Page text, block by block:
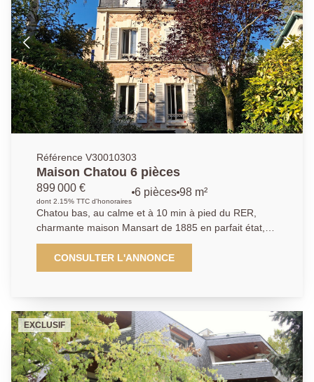
séparées. À l'étage, l'espace nuit se compose de
deux chambres, d'un dressing, d'une salle d'eau avec
WC et d'un bureau, parfait pour le télétravail ou un
espace polyvalent. Une place de parking en extérieur
vient compléter ce bien.
Référence V30010303
Maison Chatou 6 pièces
899 000 €
dont 2.15% TTC d'honoraires
6 pièces 98 m²
Chatou bas, au calme et à 10 min à pied du RER,
charmante maison Mansart de 1885 en parfait état,
proche écoles et commerces. D'environ 98 m² (plus
28,5 m² de sous-sol aménagé, elle offre une entrée
avec rangements, une cuisine équipée ouverte sur un
buanderie, salle de jeux et cave à vin. Stationnement
sur la parcelle, deux dépendances avec électricité.
Ravalement, toiture et chaudière récents. Rare.
CONSULTER L'ANNONCE
EXCLUSIF